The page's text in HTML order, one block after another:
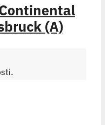
(A)